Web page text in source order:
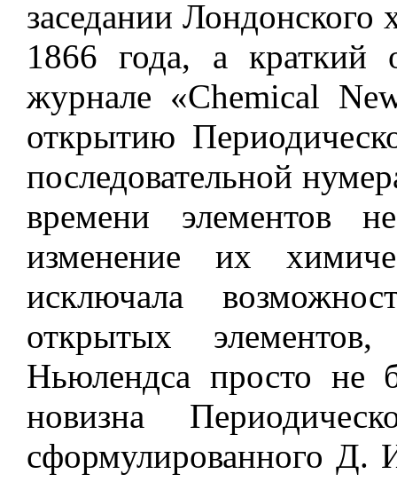
заседании Лондонского
1866 года, а краткий
журнале «Сhemical
открытию
последовательной
времени элементов
изменение их
исключала
открытых
Ньюлендса просто не
новизна
сформулированного Д.